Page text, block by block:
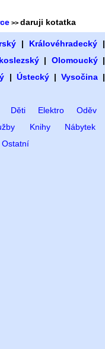
>> daruji kotatka
| Královéhradecký |
| Olomoucký|
| Ústecký| Vysočina|
Děti Elektro
Oděv
Knihy
Nábytek
Ostatní